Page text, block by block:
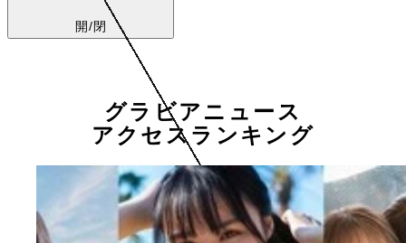
開/閉
グラビアニュース
アクセスランキング